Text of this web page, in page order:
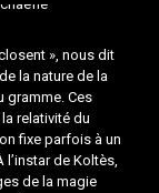
», nous dit
la nature de la
gramme. Ces
relativité du
fixe parfois à un
de Koltès,
de la magie